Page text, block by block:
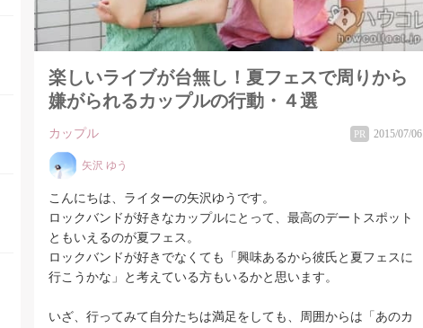
楽しいライブが台無し！夏フェスで周りから
嫌がられるカップルの行動・４選
カップル PR 2015/07/06
矢沢 ゆう
こんにちは、ライターの矢沢ゆうです。
ロックバンドが好きなカップルにとって、最高のデートスポット
ともいえるのが夏フェス。
ロックバンドが好きでなくても「興味あるから彼氏と夏フェスに
行こうかな」と考えている方もいるかと思います。
いざ、行ってみて自分たちは満足をしても、周囲からは「あのカ